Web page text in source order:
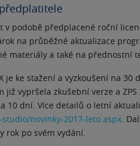
v podobě předplacené roční
na průběžné aktualizace
materiály a také na přednostní
je ke stažení a vyzkoušení na 30
již vypršela zkušební verze a
10 dní. Více detailů o letní
novinky-2017-leto.aspx.
rok po svém vydání.